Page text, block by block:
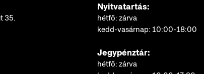
35.
Nyitvatartás:
hétfő: zárva
kedd-vasárnap: 10:00-18:00
Jegypénztár:
hétfő: zárva